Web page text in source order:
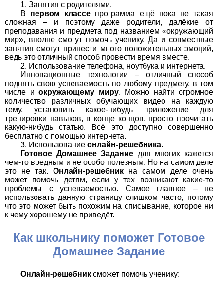
Занятия с родителями.
В первом классе программа ещё пока не такая
сложная – и поэтому даже родители, далёкие от
преподавания и предмета под названием «окружающий
мир», вполне смогут помочь ученику. Да и совместные
занятия смогут принести много положительных эмоций,
ведь это отличный способ провести время вместе.
Использование телефона, ноутбука и интернета.
Инновационные технологии – отличный способ
поднять свою успеваемость по любому предмету, в том
числе и окружающему миру. Можно найти огромное
количество различных обучающих видео на каждую
тему, установить какое-нибудь приложение для
тренировки навыков, в конце концов, просто прочитать
какую-нибудь статью. Всё это доступно совершенно
бесплатно с помощью интернета.
Использование онлайн-решебника.
Готовое Домашнее Задание для многих кажется
чем-то вредным и не особо полезным. Но на самом деле
это не так. Онлайн-решебник на самом деле очень
может помочь детям, если у тех возникают какие-то
проблемы с успеваемостью. Самое главное – не
использовать данную страницу слишком часто, потому
что это может быть похожим на списывание, которое ни
к чему хорошему не приведёт.
Как школьнику поможет Готовое
Домашнее Задание
Онлайн-решебник сможет помочь ученику: